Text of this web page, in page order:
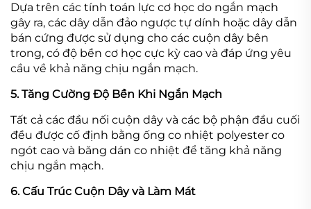
Dựa trên các tính toán lực cơ học do ngắn mạch
gây ra, các dây dẫn đảo ngược tự dính hoặc dây dẫn
bán cứng được sử dụng cho các cuộn dây bên
trong, có độ bền cơ học cực kỳ cao và đáp ứng yêu
cầu về khả năng chịu ngắn mạch.
5. Tăng Cường Độ Bền Khi Ngắn Mạch
Tất cả các đầu nối cuộn dây và các bộ phận đầu cuối
đều được cố định bằng ống co nhiệt polyester co
ngót cao và băng dán co nhiệt để tăng khả năng
chịu ngắn mạch.
6. Cấu Trúc Cuộn Dây và Làm Mát